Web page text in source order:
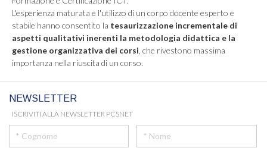
L'esperienza maturata e l'utilizzo di un corpo docente esperto e
stabile hanno consentito la tesaurizzazione incrementale di
aspetti qualitativi inerenti la metodologia didattica e la
gestione organizzativa dei corsi , che rivestono massima
importanza nella riuscita di un corso.
NEWSLETTER
ISCRIVITI ALLA NEWSLETTER PCSNET